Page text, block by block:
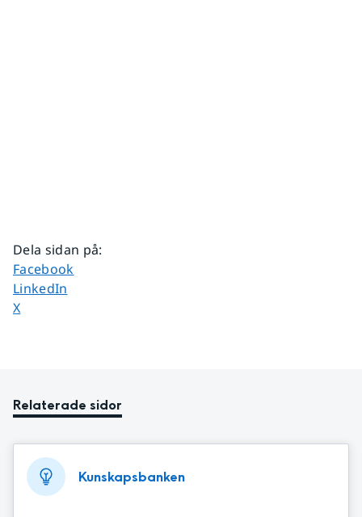
Dela sidan på:
Dela sidan på
Facebook
Dela sidan på
LinkedIn
Dela sidan på
X
Relaterade sidor
Kunskapsbanken